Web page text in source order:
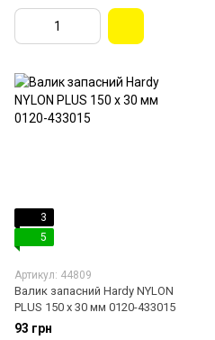
3
5
Артикул: 44809
Валик запасний Hardy NYLON
PLUS 150 х 30 мм 0120-433015
93 грн